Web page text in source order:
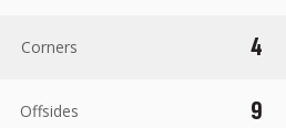
Corners
4
Offsides
9